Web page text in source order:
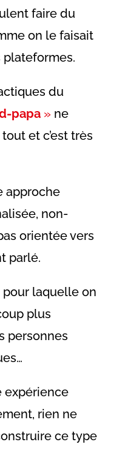
faire du
on le faisait
plateformes.
du
papa» ne
et c’est très
approche
non-
orientée vers
parlé.
pour laquelle on
plus
personnes
expérience
rien ne
ce type